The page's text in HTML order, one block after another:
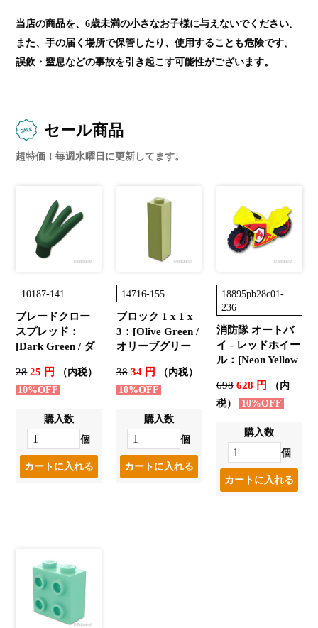
当店の商品を、6歳未満の小さなお子様に与えないでください。
また、手の届く場所で保管したり、使用することも危険です。
誤飲・窒息などの事故を引き起こす可能性がございます。
セール商品
超特価！毎週水曜日に更新してます。
10187-141
ブレードクロー
スプレッド：
[Dark Green / ダ
2825 円
（内税）
10%OFF
購入数
個
14716-155
ブロック 1 x 1 x
3：[Olive Green /
オリーブグリー
3834 円
（内税）
10%OFF
購入数
個
18895pb28c01-
236
消防隊 オートバ
イ - レッドホイー
ル：[Neon Yellow
698628 円
（内
税）
10%OFF
購入数
個